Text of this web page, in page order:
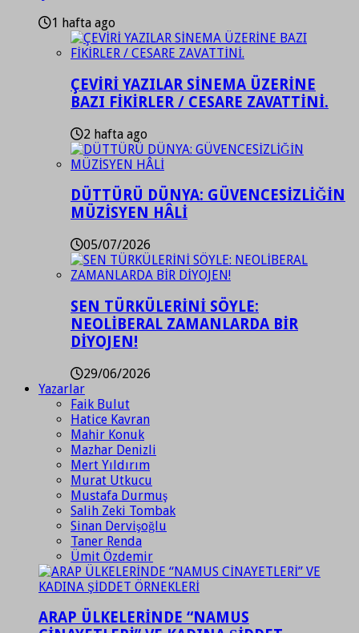
1 hafta ago
ÇEVİRİ YAZILAR SİNEMA ÜZERİNE
BAZI FİKİRLER / CESARE ZAVATTİNİ.
2 hafta ago
DÜTTÜRÜ DÜNYA: GÜVENCESİZLİĞİN
MÜZİSYEN HÂLİ
05/07/2026
SEN TÜRKÜLERİNİ SÖYLE:
NEOLİBERAL ZAMANLARDA BİR
DİYOJEN!
29/06/2026
Yazarlar
Faik Bulut
Hatice Kavran
Mahir Konuk
Mazhar Denizli
Mert Yıldırım
Murat Utkucu
Mustafa Durmuş
Salih Zeki Tombak
Sinan Dervişoğlu
Taner Renda
Ümit Özdemir
ARAP ÜLKELERİNDE “NAMUS